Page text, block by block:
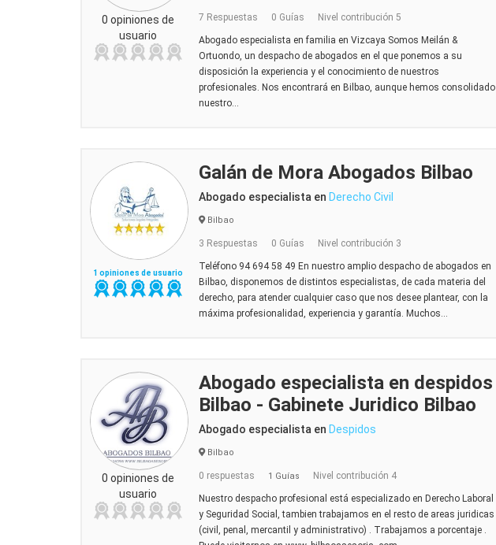
0 opiniones de
usuario
7 Respuestas 0 Guías Nivel contribución 5
Abogado especialista en familia en Vizcaya Somos Meilán &
Ortuondo, un despacho de abogados en el que ponemos a su
disposición la experiencia y el conocimiento de nuestros
profesionales. Nos encontrará en Bilbao, aunque hemos consolidado
nuestro...
1 opiniones de usuario
Galán de Mora Abogados Bilbao
Abogado especialista en Derecho Civil
Bilbao
3 Respuestas 0 Guías Nivel contribución 3
Teléfono 94 694 58 49 En nuestro amplio despacho de abogados en
Bilbao, disponemos de distintos especialistas, de cada materia del
derecho, para atender cualquier caso que nos desee plantear, con la
máxima profesionalidad, experiencia y garantía. Muchos...
0 opiniones de
usuario
Abogado especialista en despidos
Bilbao - Gabinete Juridico Bilbao
Abogado especialista en Despidos
Bilbao
0 respuestas 1 Guías Nivel contribución 4
Nuestro despacho profesional está especializado en Derecho Laboral
y Seguridad Social, tambien trabajamos en el resto de areas juridicas
(civil, penal, mercantil y administrativo) . Trabajamos a porcentaje .